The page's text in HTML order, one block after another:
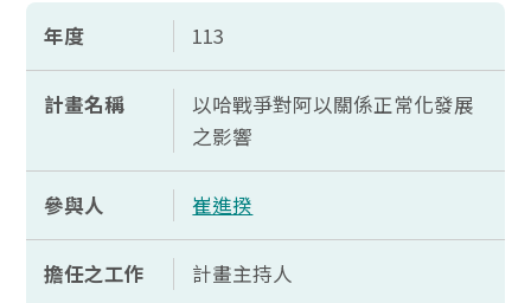
年度 113
計畫名稱
以哈戰爭對阿以關係正常化發展
之影響
參與人 崔進揆
擔任之工作 計畫主持人